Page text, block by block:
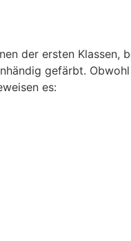
der ersten Klassen,
gefärbt.
es: